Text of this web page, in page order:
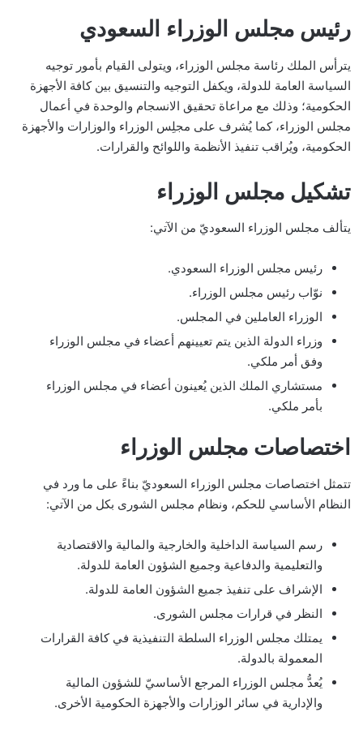
رئيس مجلس الوزراء السعودي
يترأس الملك رئاسة مجلس الوزراء، ويتولى القيام بأمور توجيه
السياسة العامة للدولة، ويكفل التوجيه والتنسيق بين كافة الأجهزة
الحكومية؛ وذلك مع مراعاة تحقيق الانسجام والوحدة في أعمال
مجلس الوزراء، كما يُشرف على مجلِس الوزراء والوزارات والأجهزة
الحكومية، ويُراقب تنفيذ الأنظمة واللوائح والقرارات.
تشكيل مجلس الوزراء
يتألف مجلس الوزراء السعوديّ من الآتي:
رئيس مجلس الوزراء السعودي.
نوّاب رئيس مجلس الوزراء.
الوزراء العاملين في المجلس.
وزراء الدولة الذين يتم تعيينهم أعضاء في مجلس الوزراء
وفق أمر ملكي.
مستشاري الملك الذين يُعينون أعضاء في مجلس الوزراء
بأمر ملكي.
اختصاصات مجلس الوزراء
تتمثل اختصاصات مجلس الوزراء السعوديّ بناءً على ما ورد في
النظام الأساسي للحكم، ونظام مجلس الشورى بكل من الآتي:
رسم السياسة الداخلية والخارجية والمالية والاقتصادية
والتعليمية والدفاعية وجميع الشؤون العامة للدولة.
الإشراف على تنفيذ جميع الشؤون العامة للدولة.
النظر في قرارات مجلس الشورى.
يمتلك مجلس الوزراء السلطة التنفيذية في كافة القرارات
المعمولة بالدولة.
يُعدُّ مجلس الوزراء المرجع الأساسيّ للشؤون المالية
والإدارية في سائر الوزارات والأجهزة الحكومية الأخرى.